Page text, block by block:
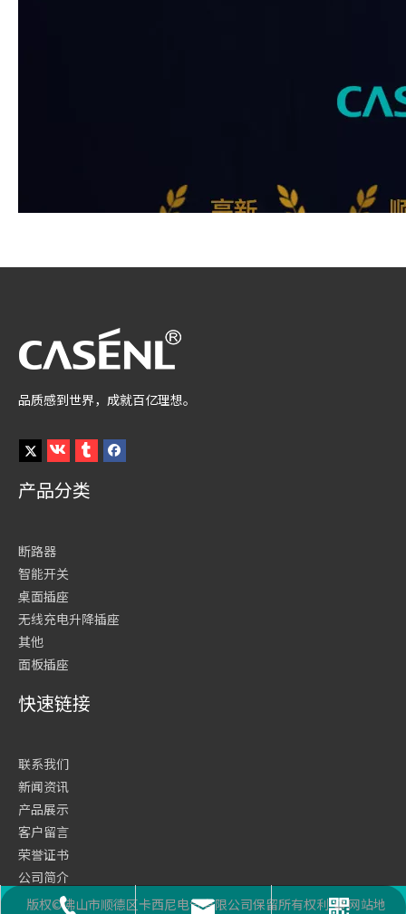
品质感到世界，成就百亿理想。
产品分类
断路器
智能开关
桌面插座
无线充电升降插座
其他
面板插座
座机号码
邮箱
二维码
快速链接
联系我们
新闻资讯
产品展示
客户留言
荣誉证书
公司简介
网站首页
版权©佛山市顺德区卡西尼电气有限公司保留所有权利 网站地